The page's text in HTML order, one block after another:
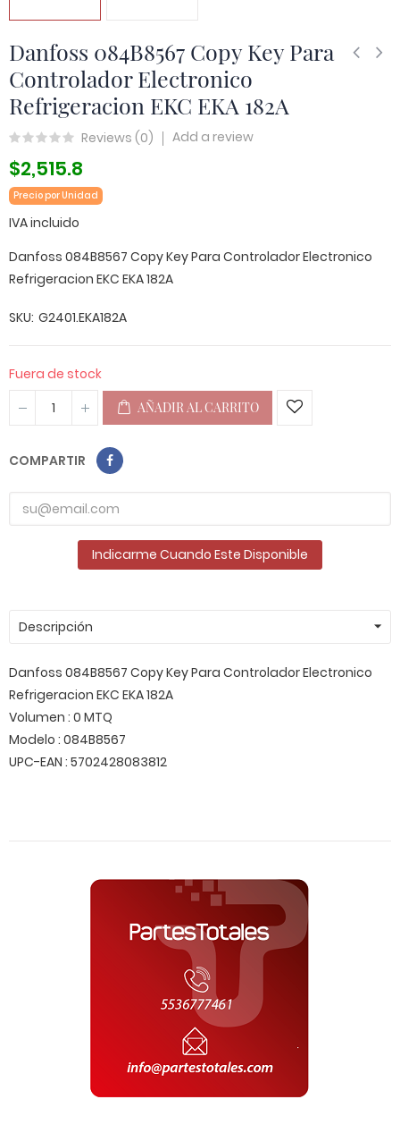
Danfoss 084B8567 Copy Key Para
Controlador Electronico
Refrigeracion EKC EKA 182A
Reviews (0) Add a review
$2,515.8
Precio por Unidad
IVA incluido
Danfoss 084B8567 Copy Key Para Controlador Electronico
Refrigeracion EKC EKA 182A
SKU G2401.EKA182A
Fuera de stock
AÑADIR AL CARRITO
COMPARTIR
Indicarme Cuando Este Disponible
Descripción
Danfoss 084B8567 Copy Key Para Controlador Electronico
Refrigeracion EKC EKA 182A
Volumen : 0 MTQ
Modelo : 084B8567
UPC-EAN : 5702428083812